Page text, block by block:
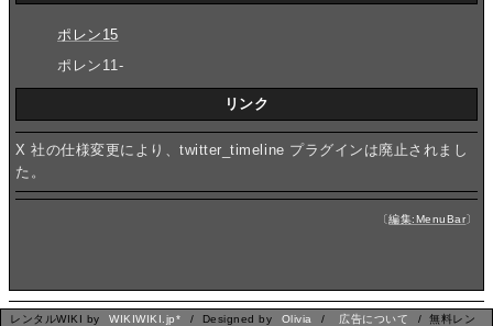
ポレン15
ポレン11-
リンク
X 社の仕様変更により、twitter_timeline プラグインは廃止されまし
た。
〔編集:MenuBar〕
レンタルWIKI by WIKIWIKI.jp* / Designed by Olivia / 広告について / 無料レン